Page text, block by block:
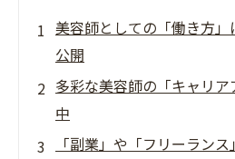
美容師としての「働き方
公開
多彩な美容師の「キャリ
中
「副業」や「フリーラン